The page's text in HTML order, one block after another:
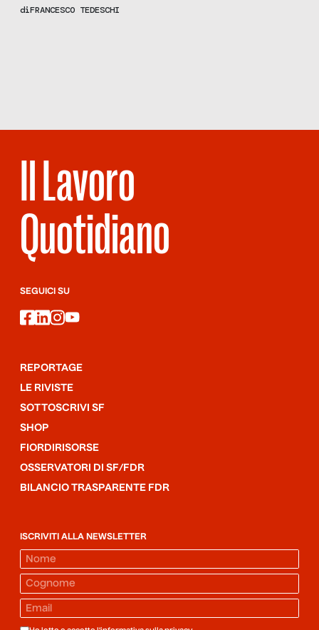
estendono ben oltre quelli del cosiddetto “terzo settore”,
diFRANCESCO TEDESCHI
Il Lavoro
Quotidiano
SEGUICI SU
facebook
linkedin
instagram
youtube
REPORTAGE
LE RIVISTE
SOTTOSCRIVI SF
SHOP
FIORDIRISORSE
OSSERVATORI DI SF/FDR
BILANCIO TRASPARENTE FDR
ISCRIVITI ALLA NEWSLETTER